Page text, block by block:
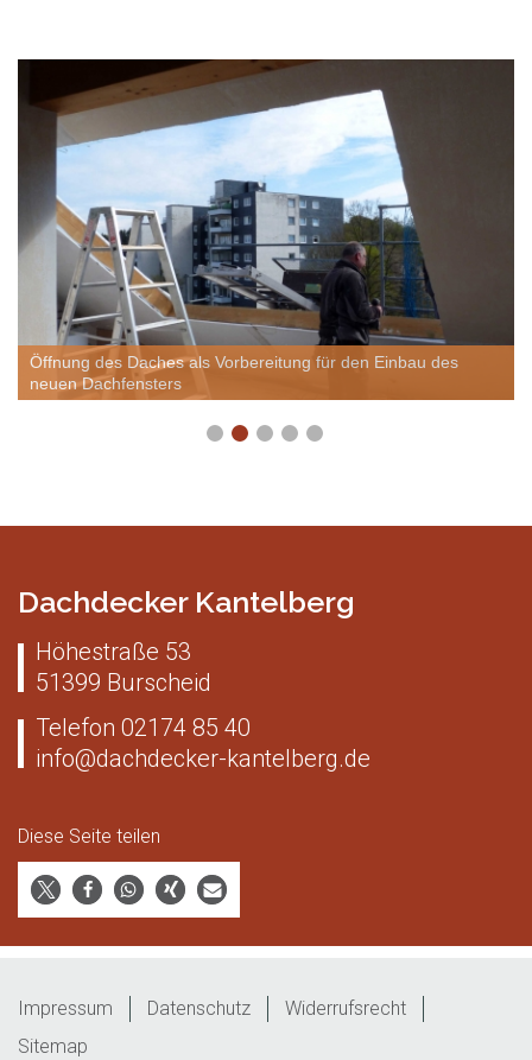
Öffnung des Daches als Vorbereitung für den Einbau des
neuen Dachfensters
Dachdecker Kantelberg
Höhestraße 53
51399 Burscheid
Telefon 02174 85 40
info@dachdecker-kantelberg.de
Diese Seite teilen
Impressum Datenschutz
Widerrufsrecht
Sitemap